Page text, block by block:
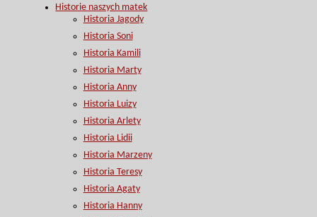
Historie naszych matek
Historia Jagody
Historia Soni
Historia Kamili
Historia Marty
Historia Anny
Historia Luizy
Historia Arlety
Historia Lidii
Historia Marzeny
Historia Teresy
Historia Agaty
Historia Hanny